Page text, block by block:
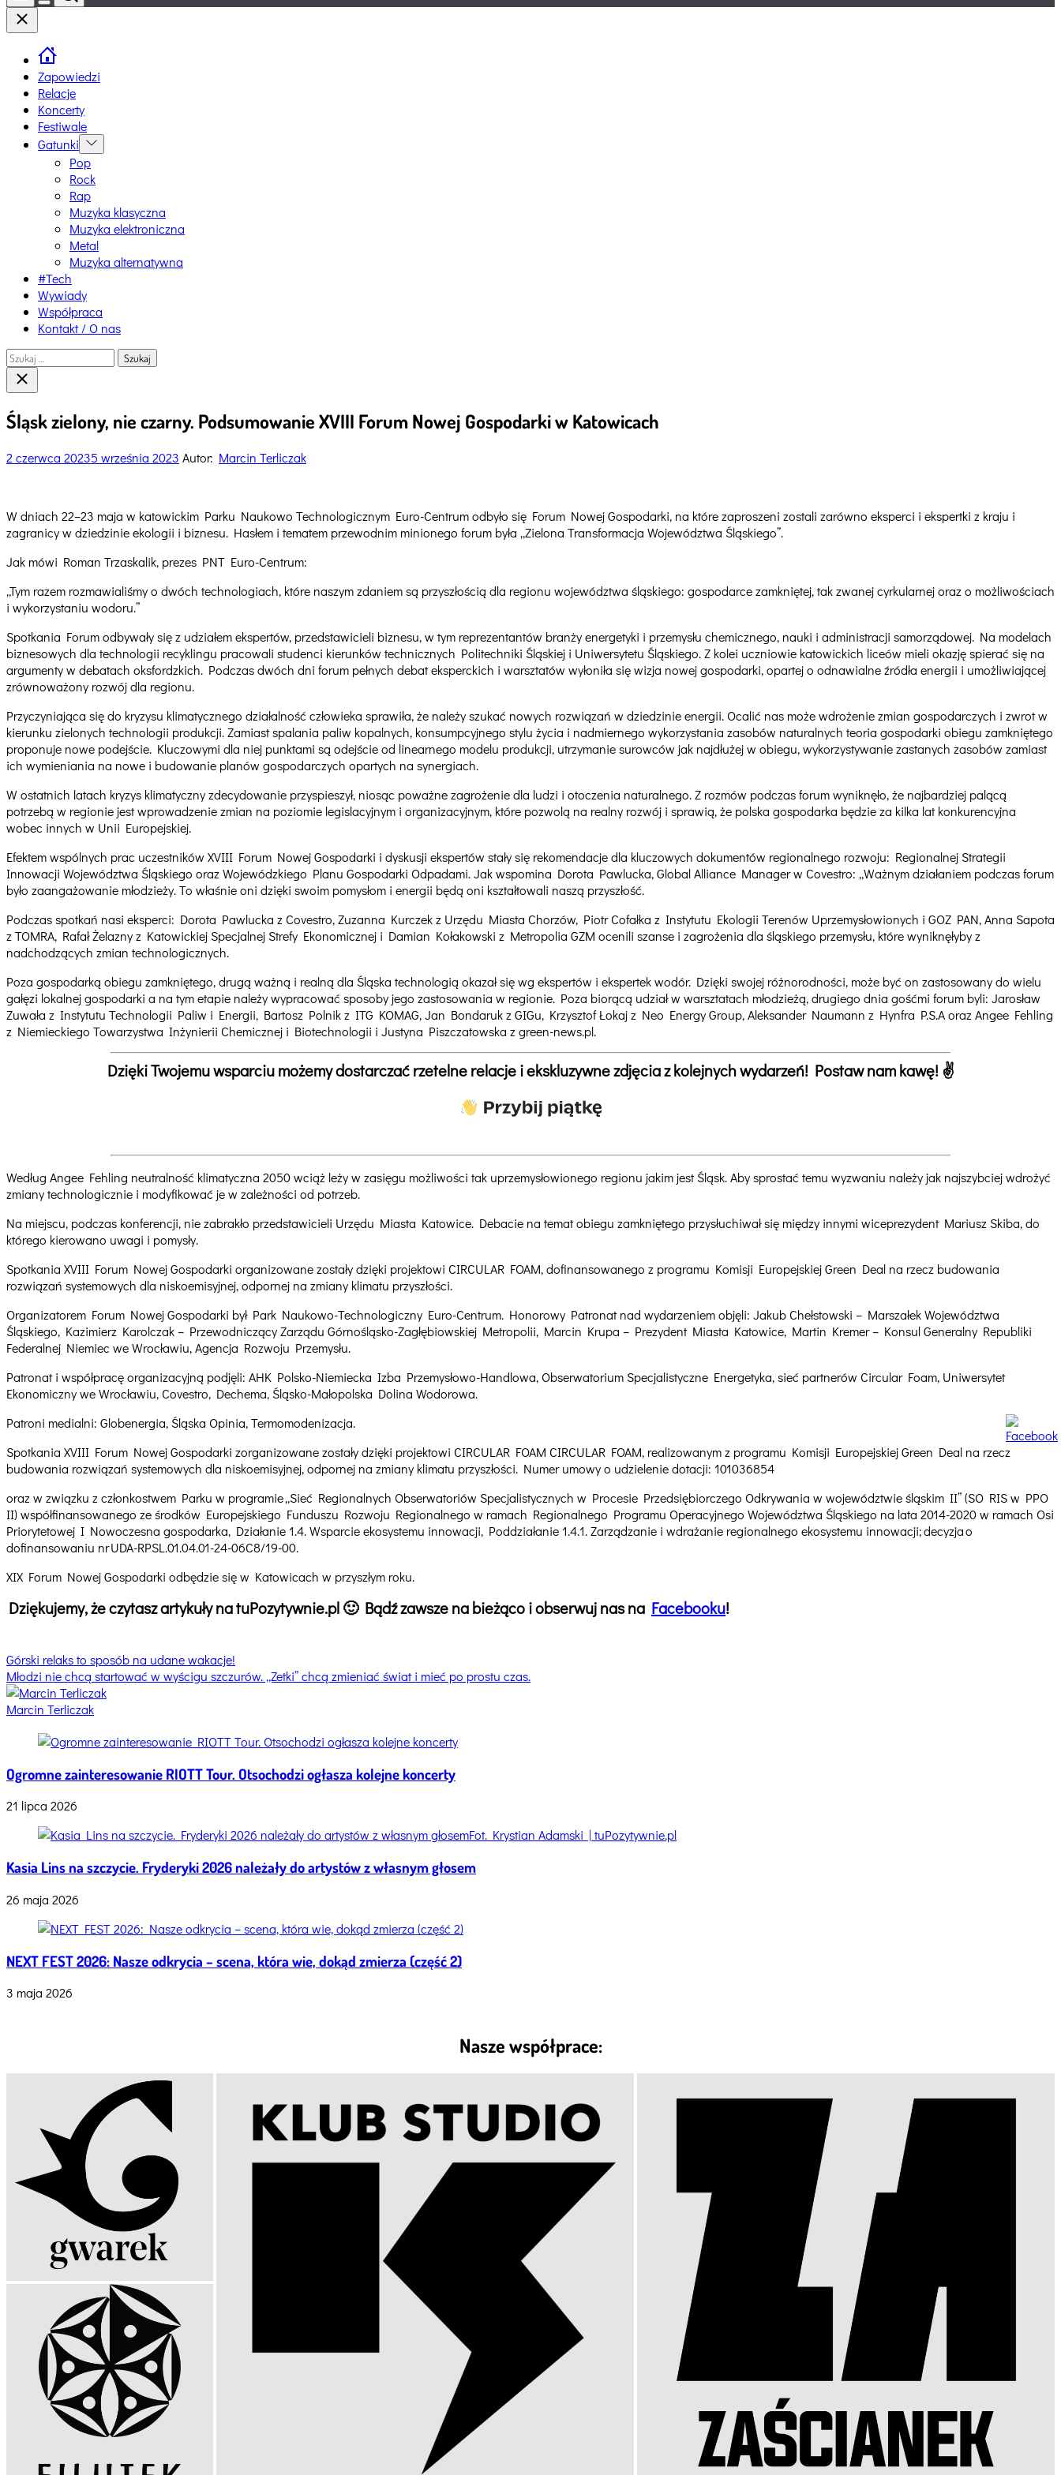
Switch
Close
Zapowiedzi
Relacje
Koncerty
Festiwale
Gatunki Show
sub
menu
Pop
Rock
Rap
Muzyka klasyczna
Muzyka elektroniczna
Metal
Muzyka alternatywna
#Tech
Wywiady
Współpraca
Kontakt / O nas
Szukaj:
Close
search
Śląsk zielony, nie czarny. Podsumowanie XVIII Forum Nowej Gospodarki w Katowicach
2 czerwca 20235 września 2023 Autor: Marcin Terliczak
W dniach 22–23 maja w katowickim Parku Naukowo Technologicznym Euro-Centrum odbyło się Forum Nowej Gospodarki, na które zaproszeni zostali zarówno eksperci i ekspertki z kraju i
zagranicy w dziedzinie ekologii i biznesu. Hasłem i tematem przewodnim minionego forum była „Zielona Transformacja Województwa Śląskiego”.
Jak mówi Roman Trzaskalik, prezes PNT Euro-Centrum:
„Tym razem rozmawialiśmy o dwóch technologiach, które naszym zdaniem są przyszłością dla regionu województwa śląskiego: gospodarce zamkniętej, tak zwanej cyrkularnej oraz o możliwościach
i wykorzystaniu wodoru.”
Spotkania Forum odbywały się z udziałem ekspertów, przedstawicieli biznesu, w tym reprezentantów branży energetyki i przemysłu chemicznego, nauki i administracji samorządowej. Na modelach
biznesowych dla technologii recyklingu pracowali studenci kierunków technicznych Politechniki Śląskiej i Uniwersytetu Śląskiego. Z kolei uczniowie katowickich liceów mieli okazję spierać się na
argumenty w debatach oksfordzkich. Podczas dwóch dni forum pełnych debat eksperckich i warsztatów wyłoniła się wizja nowej gospodarki, opartej o odnawialne źródła energii i umożliwiającej
zrównoważony rozwój dla regionu.
Przyczyniająca się do kryzysu klimatycznego działalność człowieka sprawiła, że należy szukać nowych rozwiązań w dziedzinie energii. Ocalić nas może wdrożenie zmian gospodarczych i zwrot w
kierunku zielonych technologii produkcji. Zamiast spalania paliw kopalnych, konsumpcyjnego stylu życia i nadmiernego wykorzystania zasobów naturalnych teoria gospodarki obiegu zamkniętego
proponuje nowe podejście. Kluczowymi dla niej punktami są odejście od linearnego modelu produkcji, utrzymanie surowców jak najdłużej w obiegu, wykorzystywanie zastanych zasobów zamiast
ich wymieniania na nowe i budowanie planów gospodarczych opartych na synergiach.
W ostatnich latach kryzys klimatyczny zdecydowanie przyspieszył, niosąc poważne zagrożenie dla ludzi i otoczenia naturalnego. Z rozmów podczas forum wyniknęło, że najbardziej palącą
potrzebą w regionie jest wprowadzenie zmian na poziomie legislacyjnym i organizacyjnym, które pozwolą na realny rozwój i sprawią, że polska gospodarka będzie za kilka lat konkurencyjna
wobec innych w Unii Europejskiej.
Efektem wspólnych prac uczestników XVIII Forum Nowej Gospodarki i dyskusji ekspertów stały się rekomendacje dla kluczowych dokumentów regionalnego rozwoju: Regionalnej Strategii
Innowacji Województwa Śląskiego oraz Wojewódzkiego Planu Gospodarki Odpadami. Jak wspomina Dorota Pawlucka, Global Alliance Manager w Covestro: „Ważnym działaniem podczas forum
było zaangażowanie młodzieży. To właśnie oni dzięki swoim pomysłom i energii będą oni kształtowali naszą przyszłość.
Podczas spotkań nasi eksperci: Dorota Pawlucka z Covestro, Zuzanna Kurczek z Urzędu Miasta Chorzów, Piotr Cofałka z Instytutu Ekologii Terenów Uprzemysłowionych i GOZ PAN, Anna Sapota
z TOMRA, Rafał Żelazny z Katowickiej Specjalnej Strefy Ekonomicznej i Damian Kołakowski z Metropolia GZM ocenili szanse i zagrożenia dla śląskiego przemysłu, które wyniknęłyby z
nadchodzących zmian technologicznych.
Poza gospodarką obiegu zamkniętego, drugą ważną i realną dla Śląska technologią okazał się wg ekspertów i ekspertek wodór. Dzięki swojej różnorodności, może być on zastosowany do wielu
gałęzi lokalnej gospodarki a na tym etapie należy wypracować sposoby jego zastosowania w regionie. Poza biorącą udział w warsztatach młodzieżą, drugiego dnia gośćmi forum byli: Jarosław
Zuwała z Instytutu Technologii Paliw i Energii, Bartosz Polnik z ITG KOMAG, Jan Bondaruk z GIGu, Krzysztof Łokaj z Neo Energy Group, Aleksander Naumann z Hynfra P.S.A oraz Angee Fehling
z Niemieckiego Towarzystwa Inżynierii Chemicznej i Biotechnologii i Justyna Piszczatowska z green-news.pl.
Dzięki Twojemu wsparciu możemy dostarczać rzetelne relacje i ekskluzywne zdjęcia z kolejnych wydarzeń! Postaw nam kawę! ✌️
Według Angee Fehling neutralność klimatyczna 2050 wciąż leży w zasięgu możliwości tak uprzemysłowionego regionu jakim jest Śląsk. Aby sprostać temu wyzwaniu należy jak najszybciej wdrożyć
zmiany technologicznie i modyfikować je w zależności od potrzeb.
Na miejscu, podczas konferencji, nie zabrakło przedstawicieli Urzędu Miasta Katowice. Debacie na temat obiegu zamkniętego przysłuchiwał się między innymi wiceprezydent Mariusz Skiba, do
którego kierowano uwagi i pomysły.
Spotkania XVIII Forum Nowej Gospodarki organizowane zostały dzięki projektowi CIRCULAR FOAM, dofinansowanego z programu Komisji Europejskiej Green Deal na rzecz budowania
rozwiązań systemowych dla niskoemisyjnej, odpornej na zmiany klimatu przyszłości.
Organizatorem Forum Nowej Gospodarki był Park Naukowo-Technologiczny Euro-Centrum. Honorowy Patronat nad wydarzeniem objęli: Jakub Chełstowski – Marszałek Województwa
Śląskiego, Kazimierz Karolczak – Przewodniczący Zarządu Górnośląsko-Zagłębiowskiej Metropolii, Marcin Krupa – Prezydent Miasta Katowice, Martin Kremer – Konsul Generalny Republiki
Federalnej Niemiec we Wrocławiu, Agencja Rozwoju Przemysłu.
Patronat i współpracę organizacyjną podjęli: AHK Polsko-Niemiecka Izba Przemysłowo-Handlowa, Obserwatorium Specjalistyczne Energetyka, sieć partnerów Circular Foam, Uniwersytet
Ekonomiczny we Wrocławiu, Covestro, Dechema, Śląsko-Małopolska Dolina Wodorowa.
Patroni medialni: Globenergia, Śląska Opinia, Termomodenizacja.
Spotkania XVIII Forum Nowej Gospodarki zorganizowane zostały dzięki projektowi CIRCULAR FOAM CIRCULAR FOAM, realizowanym z programu Komisji Europejskiej Green Deal na rzecz
budowania rozwiązań systemowych dla niskoemisyjnej, odpornej na zmiany klimatu przyszłości. Numer umowy o udzielenie dotacji: 101036854
oraz w związku z członkostwem Parku w programie „Sieć Regionalnych Obserwatoriów Specjalistycznych w Procesie Przedsiębiorczego Odkrywania w województwie śląskim II” (SO RIS w PPO
II) współfinansowanego ze środków Europejskiego Funduszu Rozwoju Regionalnego w ramach Regionalnego Programu Operacyjnego Województwa Śląskiego na lata 2014-2020 w ramach Osi
Priorytetowej I Nowoczesna gospodarka, Działanie 1.4. Wsparcie ekosystemu innowacji, Poddziałanie 1.4.1. Zarządzanie i wdrażanie regionalnego ekosystemu innowacji; decyzja o
dofinansowaniu nr UDA-RPSL.01.04.01-24-06C8/19-00.
XIX Forum Nowej Gospodarki odbędzie się w Katowicach w przyszłym roku.
Dziękujemy, że czytasz artykuły na tuPozytywnie.pl 🙂 Bądź zawsze na bieżąco i obserwuj nas na Facebooku!
Nawigacja
wpisu
Górski relaks to sposób na udane wakacje!
Młodzi nie chcą startować w wyścigu szczurów. „Zetki” chcą zmieniać świat i mieć po prostu czas.
Marcin Terliczak
Ogromne zainteresowanie RIOTT Tour. Otsochodzi ogłasza kolejne koncerty
21 lipca 2026
Fot. Krystian Adamski | tuPozytywnie.pl
Kasia Lins na szczycie. Fryderyki 2026 należały do artystów z własnym głosem
26 maja 2026
NEXT FEST 2026: Nasze odkrycia – scena, która wie, dokąd zmierza (część 2)
3 maja 2026
Nasze współprace: